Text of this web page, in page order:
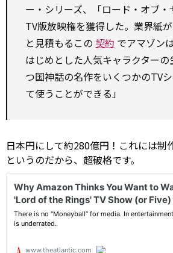
ー・シリーズ、「ロード・オブ
TV版放映権を獲得した。業界紙
と見積もるこの 契約 でアマゾン
はじめとした人気キャラクター
つ国神話の名作をいくつかのTV
て使うことができる」
日本円にして約280億円！これには制
というのだから、超破格です。